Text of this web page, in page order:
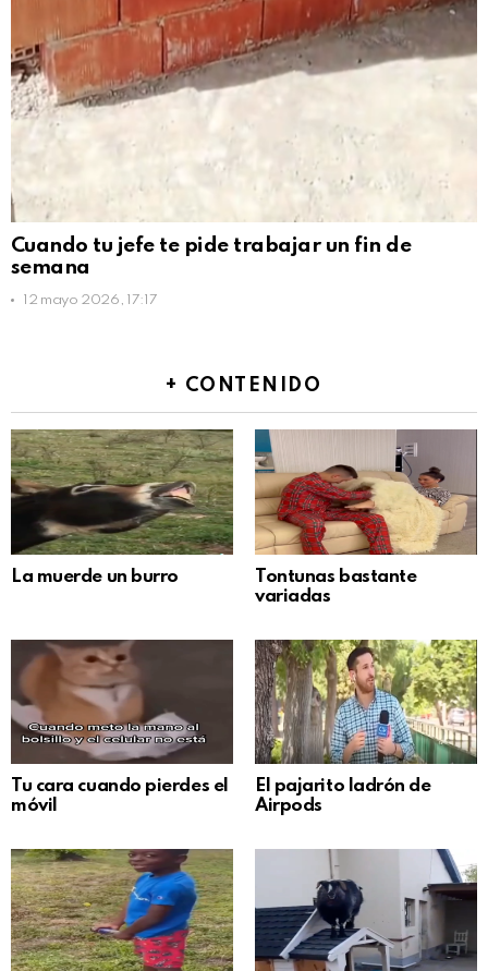
Cuando tu jefe te pide trabajar un fin de
semana
12 mayo 2026, 17:17
+ CONTENIDO
La muerde un burro
Tontunas bastante
variadas
Tu cara cuando pierdes el
móvil
El pajarito ladrón de
Airpods